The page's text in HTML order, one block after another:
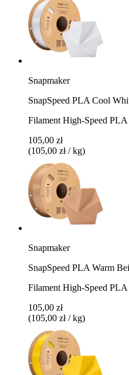
Snapmaker
SnapSpeed PLA Cool
Filament High-Speed
105,00 zł
(105,00 zł / kg)
Snapmaker
SnapSpeed PLA Warm
Filament High-Speed
105,00 zł
(105,00 zł / kg)